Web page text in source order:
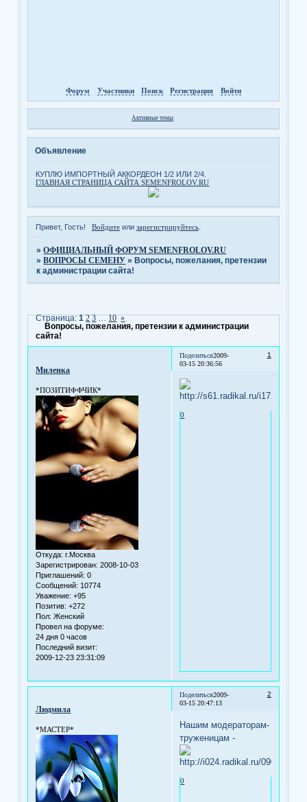
Форум Участники Поиск Регистрация Войти
Активные темы
Объявление
КУПЛЮ ИМПОРТНЫЙ АККОРДЕОН 1/2 ИЛИ 2/4.
ГЛАВНАЯ СТРАНИЦА САЙТА SEMENFROLOV.RU
Привет, Гость! Войдитеили зарегистрируйтесь.
»ОФИЦИАЛЬНЫЙ ФОРУМ SEMENFROLOV.RU
»ВОПРОСЫ СЕМЕНУ » Вопросы, пожелания, претензии
к администрации сайта!
Вопросы, пожелания, претензии к администрации
сайта!
Страница:1 2 3 … 10 »
Поделиться 1
2009-
03-15 20:36:56
Миленка
*ПОЗИТИФФЧИК*
Откуда: г.Москва
Зарегистрирован: 2008-10-03
Приглашений: 0
Сообщений: 10774
Уважение: +95
Позитив: +272
Пол: Женский
Провел на форуме:
24 дня 0 часов
Последний визит:
2009-12-23 23:31:09
0
Поделиться 2
2009-
03-15 20:47:13
Людмила
*МАСТЕР*
Нашим модераторам-
труженицам -
0